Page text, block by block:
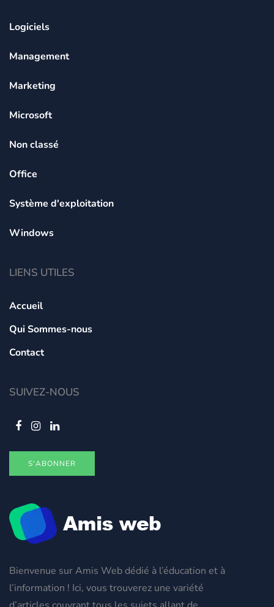
Bienvenue sur Amis Web dédié à l’éducation et à
l’information ! Ici, vous trouverez une variété
Logiciels
Management
Marketing
Microsoft
Non classé
Office
Système d'exploitation
Windows
LIENS UTILES
Accueil
Qui Sommes-nous
Contact
SUIVEZ-NOUS
S'ABONNER